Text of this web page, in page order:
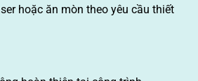
hoặc ăn mòn theo yêu cầu thiết